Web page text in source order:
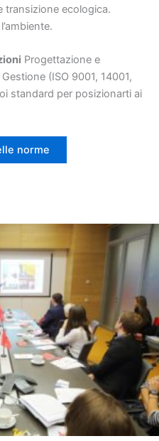
transizione ecologica.
Progettazione e
(ISO 9001, 14001,
standard per posizionarti ai
norme